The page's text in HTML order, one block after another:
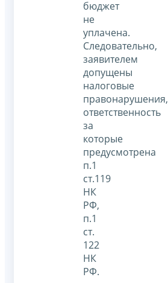
бюджет
не
уплачена.
Следовательно,
заявителем
допущены
налоговые
правонарушения,
ответственность
за
которые
предусмотрена
п.1
ст.119
НК
РФ,
п.1
ст.
122
НК
РФ.